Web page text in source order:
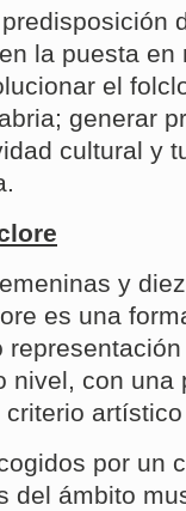
la puesta
el
generar
cultural y
y
es una
nivel, con una
por un
del ámbito